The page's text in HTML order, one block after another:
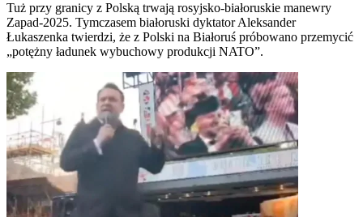
Tuż przy granicy z Polską trwają rosyjsko-białoruskie manewry
Zapad-2025. Tymczasem białoruski dyktator Aleksander
Łukaszenka twierdzi, że z Polski na Białoruś próbowano przemycić
„potężny ładunek wybuchowy produkcji NATO”.